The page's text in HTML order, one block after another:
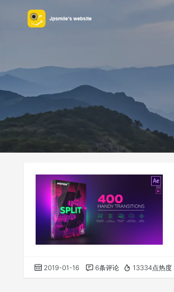
2019-01-16 6条评论 13334点热度